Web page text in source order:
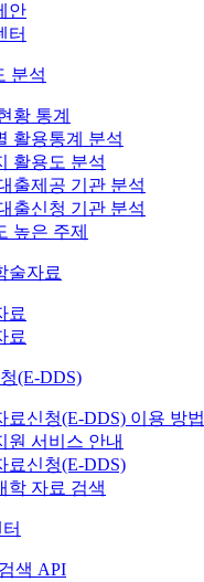
안
터
분석
황 통계
활용통계 분석
활용도 분석
출제공 기관 분석
출신청 기관 분석
높은 주제
술자료
료
료
(E-DDS)
료신청(E-DDS) 이용 방법
원 서비스 안내
료신청(E-DDS)
학 자료 검색
색 API